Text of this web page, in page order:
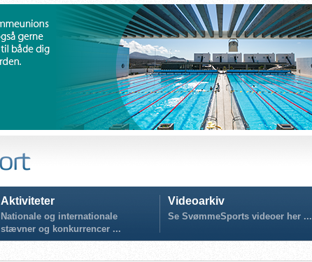
Aktiviteter
Nationale og internationale
stævner og konkurrencer ...
Videoarkiv
Se SvømmeSports videoer her ...